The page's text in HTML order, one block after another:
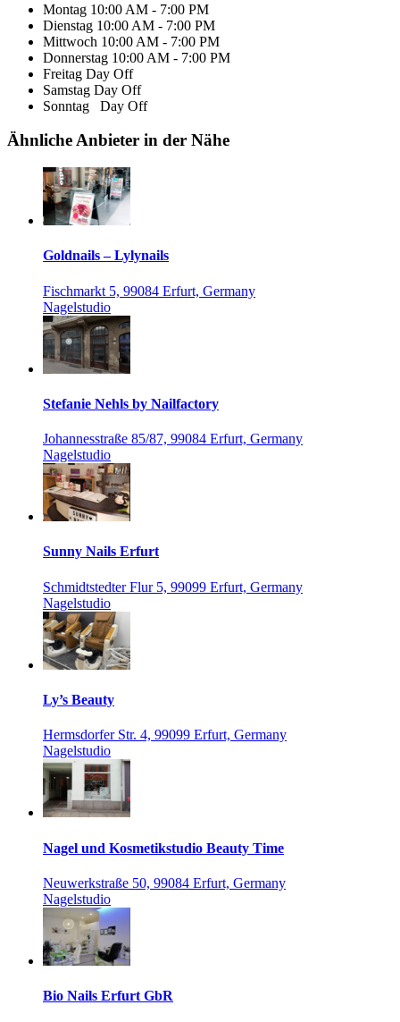
Montag 10:00 AM - 7:00 PM
Dienstag 10:00 AM - 7:00 PM
Mittwoch 10:00 AM - 7:00 PM
Donnerstag 10:00 AM - 7:00 PM
Freitag Day Off
Samstag Day Off
Sonntag Day Off
Ähnliche Anbieter in der Nähe
Goldnails – Lylynails
Fischmarkt 5, 99084 Erfurt, Germany
Nagelstudio
Stefanie Nehls by Nailfactory
Johannesstraße 85/87, 99084 Erfurt, Germany
Nagelstudio
Sunny Nails Erfurt
Schmidtstedter Flur 5, 99099 Erfurt, Germany
Nagelstudio
Ly’s Beauty
Hermsdorfer Str. 4, 99099 Erfurt, Germany
Nagelstudio
Nagel und Kosmetikstudio Beauty Time
Neuwerkstraße 50, 99084 Erfurt, Germany
Nagelstudio
Bio Nails Erfurt GbR